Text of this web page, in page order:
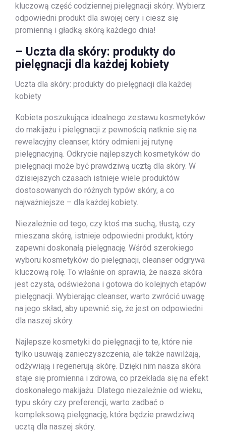
kluczową część codziennej pielęgnacji skóry. Wybierz
odpowiedni produkt dla swojej cery i ciesz się
promienną i gładką skórą każdego dnia!
– Uczta dla skóry: produkty do
pielęgnacji dla każdej kobiety
Uczta dla skóry: produkty do pielęgnacji dla każdej
kobiety
Kobieta poszukująca idealnego zestawu kosmetyków
do makijażu i pielęgnacji z pewnością natknie się na
rewelacyjny cleanser, który odmieni jej rutynę
pielęgnacyjną. Odkrycie najlepszych kosmetyków do
pielęgnacji może być prawdziwą ucztą dla skóry. W
dzisiejszych czasach istnieje wiele produktów
dostosowanych do różnych typów skóry, a co
najważniejsze – dla każdej kobiety.
Niezależnie od tego, czy ktoś ma suchą, tłustą, czy
mieszana skórę, istnieje odpowiedni produkt, który
zapewni doskonałą pielęgnację. Wśród szerokiego
wyboru kosmetyków do pielęgnacji, cleanser odgrywa
kluczową rolę. To właśnie on sprawia, że nasza skóra
jest czysta, odświeżona i gotowa do kolejnych etapów
pielęgnacji. Wybierając cleanser, warto zwrócić uwagę
na jego skład, aby upewnić się, że jest on odpowiedni
dla naszej skóry.
Najlepsze kosmetyki do pielęgnacji to te, które nie
tylko usuwają zanieczyszczenia, ale także nawilżają,
odżywiają i regenerują skórę. Dzięki nim nasza skóra
staje się promienna i zdrowa, co przekłada się na efekt
doskonałego makijażu. Dlatego niezależnie od wieku,
typu skóry czy preferencji, warto zadbać o
kompleksową pielęgnację, która będzie prawdziwą
ucztą dla naszej skóry.